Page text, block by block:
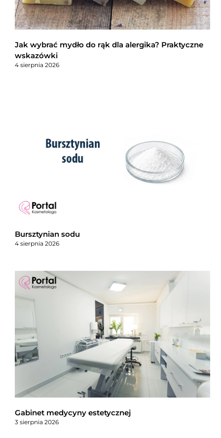
Jak wybrać mydło do rąk dla alergika? Praktyczne
wskazówki
4 sierpnia 2026
Bursztynian sodu
4 sierpnia 2026
Gabinet medycyny estetycznej
3 sierpnia 2026